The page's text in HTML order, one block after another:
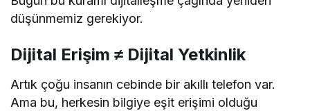
düşünmemiz gerekiyor.
Dijital Erişim ≠ Dijital Yetkinlik
Artık çoğu insanın cebinde bir akıllı telefon var.
Ama bu, herkesin bilgiye eşit erişimi olduğu